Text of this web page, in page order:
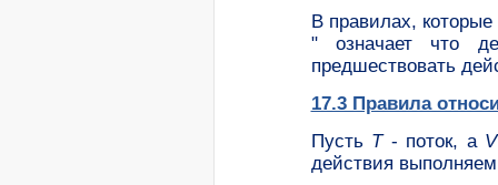
В правилах,
" означает что
предшествовать
17.3 Правила
Пусть T- поток, а V
действия